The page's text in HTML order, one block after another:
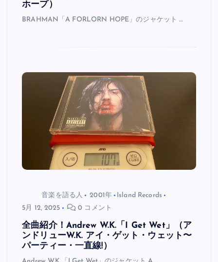
ホープ）
BRAHMAN「A FORLORN HOPE」のジャケット …
音楽を語る人 2001年
Island Records
5月 12, 2025
0 コメント
全曲紹介！Andrew W.K.「I Get Wet」（ア
ンドリューW.K. アイ・ゲット・ウェット〜
パーティー・一直線!）